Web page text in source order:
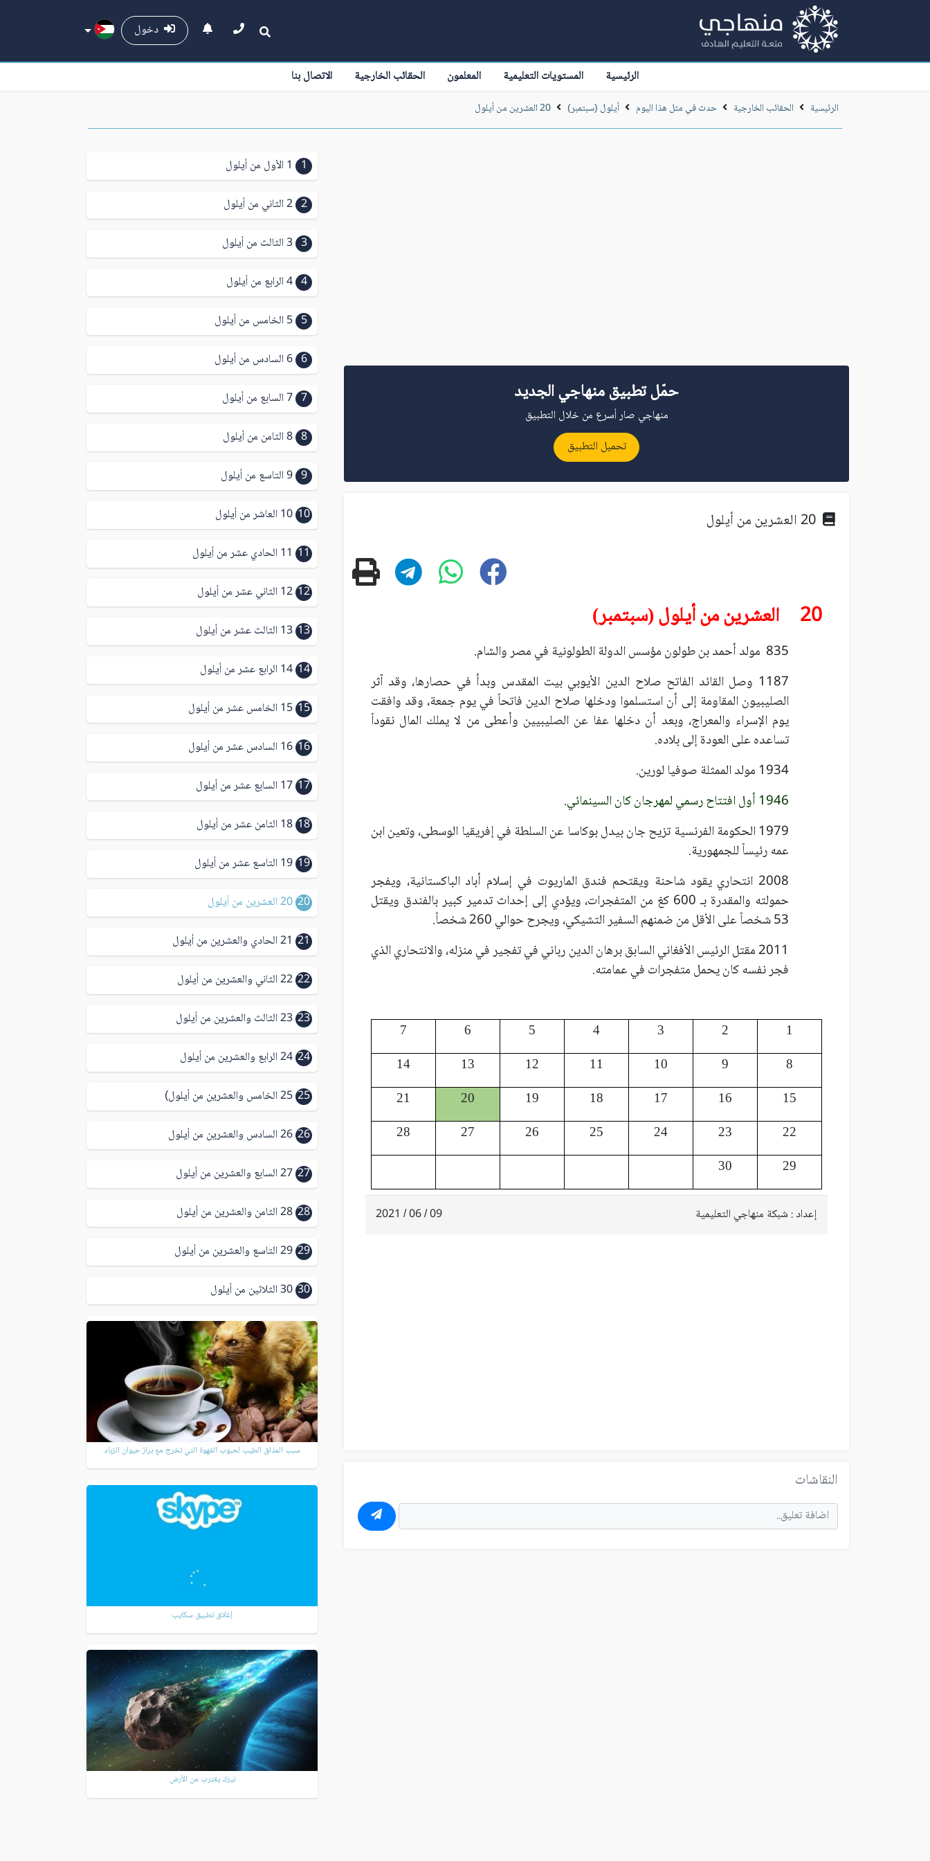
دخول
الرئيسية المستويات التعليمية المعلمون الحقائب الخارجية الاتصال بنا
الرئيسية الحقائب الخارجية حدث في مثل هذا اليوم أيلول (سبتمبر) 20 العشرين من أيلول
حمّل تطبيق منهاجي الجديد
منهاجي صار أسرع من خلال التطبيق
تحميل التطبيق
20 العشرين من أيلول (سبتمبر)
835 مولد أحمد بن طولون مؤسس الدولة الطولونية في مصر والشام.
1187 وصل القائد الفاتح صلاح الدين الأيوبي بيت المقدس وبدأ في حصارها، وقد آثر
الصليبيون المقاومة إلى أن استسلموا ودخلها صلاح الدين فاتحاً في يوم جمعة، وقد وافقت
يوم الإسراء والمعراج، وبعد أن دخلها عفا عن الصليبيين وأعطى من لا يملك المال نقوداً
تساعده على العودة إلى بلاده.
1934 مولد الممثلة صوفيا لورين.
1946 أول افتتاح رسمي لمهرجان كان السينمائي.
1979 الحكومة الفرنسية تزيح جان بيدل بوكاسا عن السلطة في إفريقيا الوسطى، وتعين ابن
عمه رئيساً للجمهورية.
2008 انتحاري يقود شاحنة ويقتحم فندق الماريوت في إسلام أباد الباكستانية، ويفجر
حمولته والمقدرة بـ 600 كغ من المتفجرات، ويؤدي إلى إحداث تدمير كبير بالفندق ويقتل
53 شخصاً على الأقل من ضمنهم السفير التشيكي، ويجرح حوالي 260 شخصاً.
2011 مقتل الرئيس الأفغاني السابق برهان الدين رباني في تفجير في منزله، والانتحاري الذي
فجر نفسه كان يحمل متفجرات في عمامته.
1
2
3
4
5
6
7
8
9
10
11
12
13
14
15
16
17
18
19
20
21
22
23
24
25
26
27
28
29
30
إعداد : شبكة منهاجي التعليمية 09 / 06 / 2021
النقاشات
1 1 الأول من أيلول
2 2 الثاني من أيلول
3 3 الثالث من أيلول
4 4 الرابع من أيلول
5 5 الخامس من أيلول
6 6 السادس من أيلول
7 7 السابع من أيلول
8 8 الثامن من أيلول
9 9 التاسع من أيلول
10 10 العاشر من أيلول
11 11 الحادي عشر من أيلول
12 12 الثاني عشر من أيلول
13 13 الثالث عشر من أيلول
14 14 الرابع عشر من أيلول
15 15 الخامس عشر من أيلول
16 16 السادس عشر من أيلول
17 17 السابع عشر من أيلول
18 18 الثامن عشر من أيلول
19 19 التاسع عشر من أيلول
20 20 العشرين من أيلول
21 21 الحادي والعشرين من أيلول
22 22 الثاني والعشرين من أيلول
23 23 الثالث والعشرين من أيلول
24 24 الرابع والعشرين من أيلول
25 25 الخامس والعشرين من أيلول)
26 26 السادس والعشرين من أيلول
27 27 السابع والعشرين من أيلول
28 28 الثامن والعشرين من أيلول
29 29 التاسع والعشرين من أيلول
30 30 الثلاثين من أيلول
سبب المذاق الطيب لحبوب القهوة التي تخرج مع براز حيوان الزباد
إغلاق تطبيق سكايب
نيزك يقترب من الأرض